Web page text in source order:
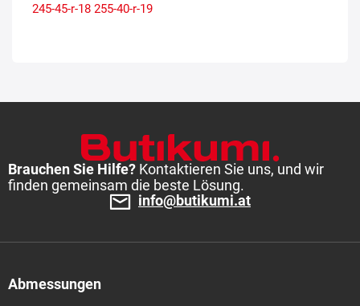
245-45-r-18 255-40-r-19
Brauchen Sie Hilfe? Kontaktieren Sie uns, und wir
finden gemeinsam die beste Lösung.
info@butikumi.at
Abmessungen